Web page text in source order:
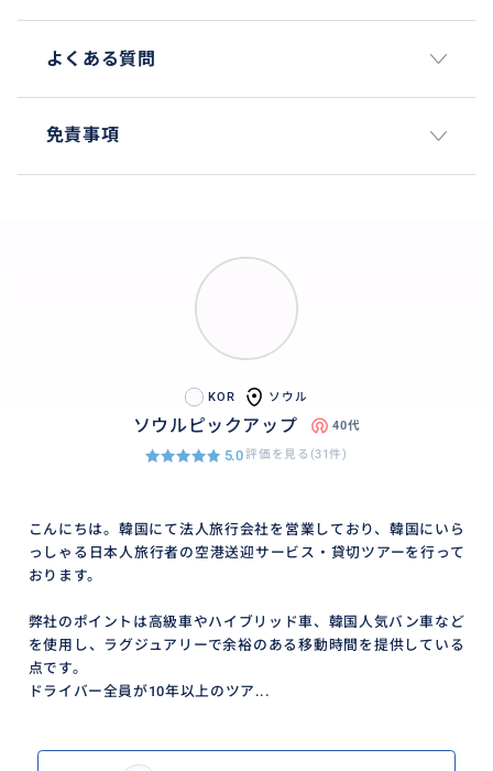
よくある質問
免責事項
KOR ソウル
ソウルピックアップ 40代
5.0評価を見る(31件)
こんにちは。韓国にて法人旅行会社を営業しており、韓国にいら
っしゃる日本人旅行者の空港送迎サービス・貸切ツアーを行って
おります。
弊社のポイントは高級車やハイブリッド車、韓国人気バン車など
を使用し、ラグジュアリーで余裕のある移動時間を提供している
点です。
ドライバー全員が10年以上のツア...